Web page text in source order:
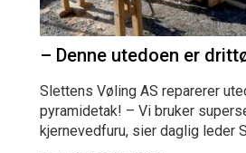
– Denne utedoen er
Slettens Vøling AS reparerer
pyramidetak! – Vi bruker
kjernevedfuru, sier daglig leder